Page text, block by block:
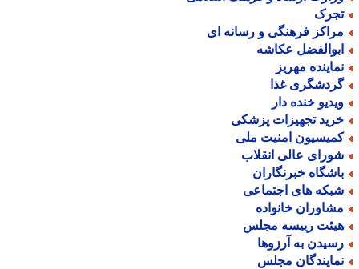
فرهنگی و رسانه ای
عکاشه
مهریز
غذا
خنده دار
تجهیزات پزشکی
امنیت ملی
عالی انقلاب
خبرنگاران
های اجتماعی
خانواده
رییسه مجلس
به آرزوها
مجلس